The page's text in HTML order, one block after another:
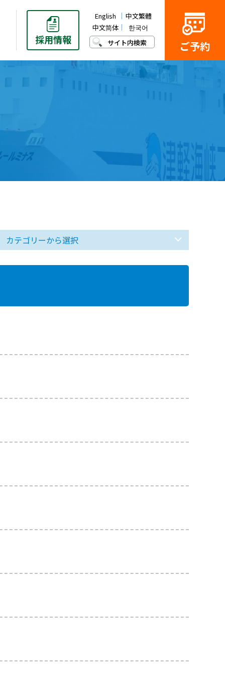
採用情報
English
中文繁體
中文简体
한국어
サイト内検索
ご予約